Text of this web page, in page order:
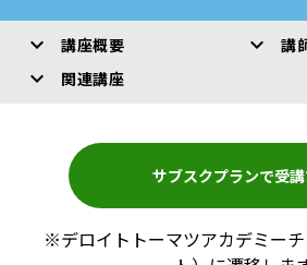
講座概要
講
関連講座
サブスクプランで受
※デロイトトーマツアカデミー